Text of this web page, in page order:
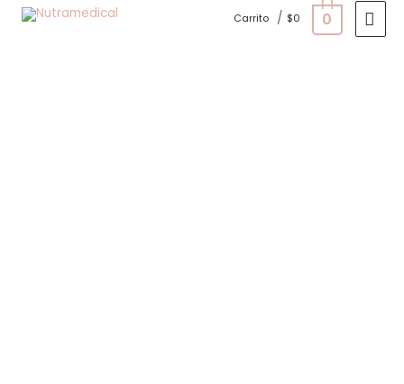
Carrito / $0 0